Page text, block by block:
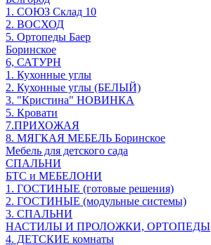
1. СОЮЗ Склад 10
2. ВОСХОД
5. Ортопеды Баер
Боринское
6, САТУРН
1. Кухонные углы
2. Кухонные углы (БЕЛЫЙ)
3. "Кристина" НОВИНКА
5. Кровати
7.ПРИХОЖАЯ
8. МЯГКАЯ МЕБЕЛЬ Боринское
Мебель для детского сада
СПАЛЬНИ
БТС и МЕБЕЛОНИ
1. ГОСТИНЫЕ (готовые решения)
2. ГОСТИНЫЕ (модульные системы)
3. СПАЛЬНИ
НАСТИЛЫ И ПРОЛОЖКИ, ОРТОПЕДЫ
4. ДЕТСКИЕ комнаты